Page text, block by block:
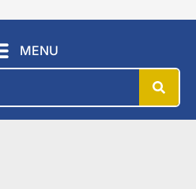
MENU